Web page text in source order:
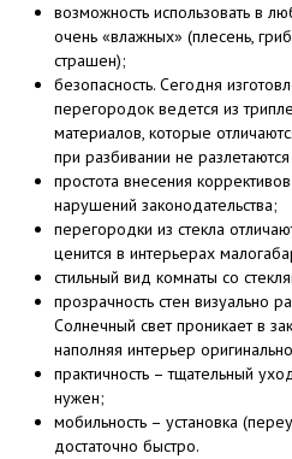
возможность использовать в
очень «влажных» (плесень,
страшен);
безопасность. Сегодня
перегородок ведется из
материалов, которые
при разбивании не
простота внесения
нарушений законодательства;
перегородки из стекла
ценится в интерьерах
стильный вид комнаты со
прозрачность стен визуально
Солнечный свет проникает в
наполняя интерьер
практичность – тщательный
нужен;
мобильность – установка
достаточно быстро.